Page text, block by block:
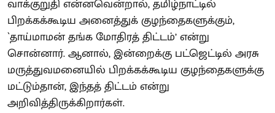
வாக்குறுதி என்னவென்றால், தமிழ்நாட்டில்
பிறக்கக்கூடிய அனைத்துக் குழந்தைகளுக்கும்,
`தாய்மாமன் தங்க மோதிரத் திட்டம்’ என்று
சொன்னார். ஆனால், இன்றைக்கு பட்ஜெட்டில் அரசு
மருத்துவமனையில் பிறக்கக்கூடிய குழந்தைகளுக்கு
மட்டும்தான், இந்தத் திட்டம் என்று
அறிவித்திருக்கிறார்கள்.